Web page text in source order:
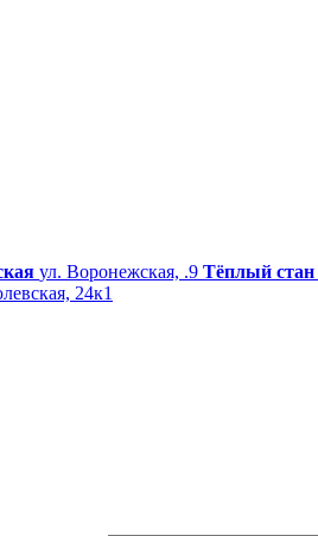
ул. Воронежская, .9 Тёплый стан
24к1